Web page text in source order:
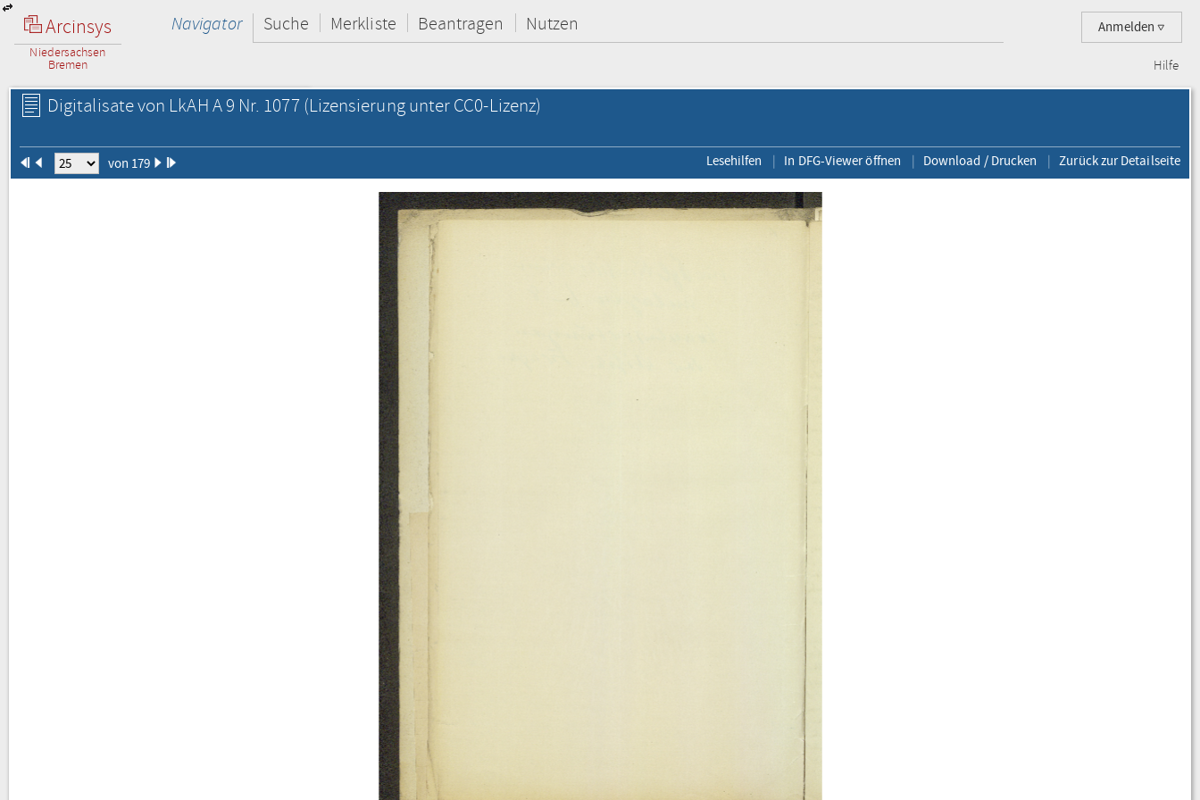
Arcinsys
Niedersachsen
Bremen
Anmelden
Navigator Suche Merkliste Beantragen Nutzen
Hilfe
Digitalisate von LkAH A 9 Nr. 1077(Lizensierung unter CC0-Lizenz)
von 179 Lesehilfen In DFG-Viewer öffnen Download / Drucken Zurück zur Detailseite